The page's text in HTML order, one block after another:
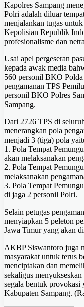
Kapolres Sampang
Polri adalah diluar
menjalankan tugas
Kepolisian Republik
profesionalisme dan
Usai apel pergeseran
kepada awak media
560 personil BKO Polda
pengamanan TPS
personil BKO Polres
Sampang.
Dari 2726 TPS di
menerangkan pola
menjadi 3 (tiga) pola
1. Pola Tempat
akan melaksanakan
2. Pola Tempat
melaksanakan
3. Pola Tempat
di jaga 2 personil Polri.
Selain petugas
menyiapkan 5 peleton
Jawa Timur yang akan
AKBP Siswantoro juga
masyarakat untuk terus
menciptakan dan
sekaligus
segala bentuk provokasi
Kabupaten Sampang.